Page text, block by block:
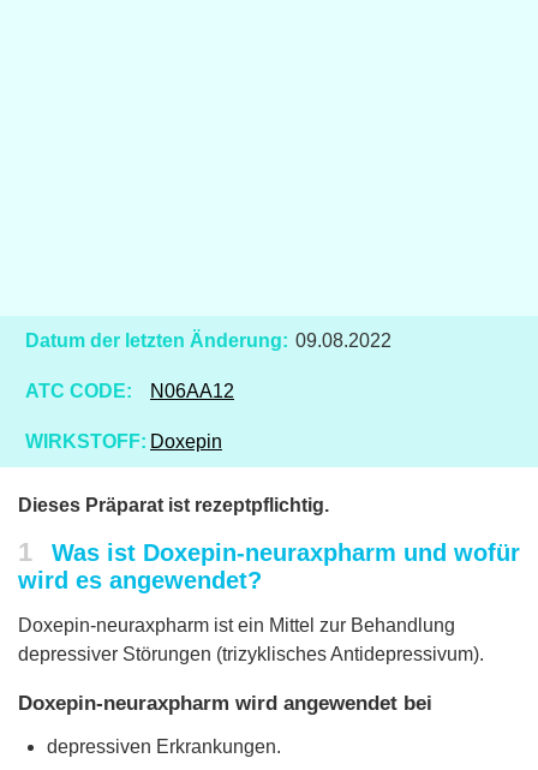
Datum der letzten Änderung: 09.08.2022
ATC CODE: N06AA12
WIRKSTOFF: Doxepin
Dieses Präparat ist rezeptpflichtig.
1
Was ist Doxepin-neuraxpharm und wofür
wird es angewendet?
Doxepin-neuraxpharm ist ein Mittel zur Behandlung
depressiver Störungen (trizyklisches Antidepressivum).
Doxepin-neuraxpharm wird angewendet bei
depressiven Erkrankungen.